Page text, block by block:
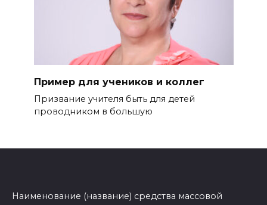
Пример для учеников и коллег
Призвание учителя быть для де­тей
проводником в большую
Наименование (название) средства массовой